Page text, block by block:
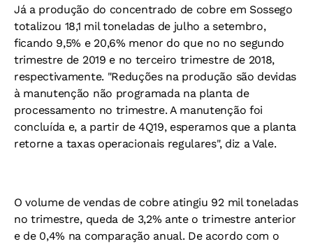
Já a produção do concentrado de cobre em Sossego
totalizou 18,1 mil toneladas de julho a setembro,
ficando 9,5% e 20,6% menor do que no no segundo
trimestre de 2019 e no terceiro trimestre de 2018,
respectivamente. "Reduções na produção são devidas
à manutenção não programada na planta de
processamento no trimestre. A manutenção foi
concluída e, a partir de 4Q19, esperamos que a planta
retorne a taxas operacionais regulares", diz a Vale.
O volume de vendas de cobre atingiu 92 mil toneladas
no trimestre, queda de 3,2% ante o trimestre anterior
e de 0,4% na comparação anual. De acordo com o